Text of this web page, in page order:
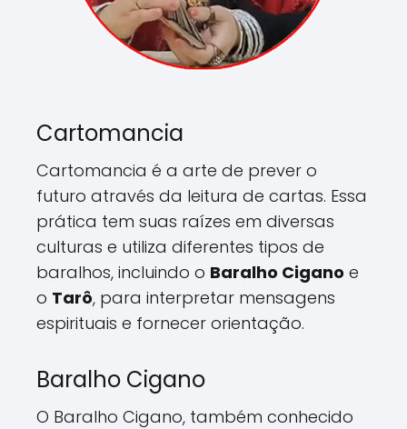
Cartomancia
Cartomancia é a arte de prever o
futuro através da leitura de cartas. Essa
prática tem suas raízes em diversas
culturas e utiliza diferentes tipos de
baralhos, incluindo o Baralho Cigano e
o Tarô, para interpretar mensagens
espirituais e fornecer orientação.
Baralho Cigano
O Baralho Cigano, também conhecido